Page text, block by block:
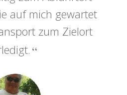
auf mich gewartet
zum Zielort